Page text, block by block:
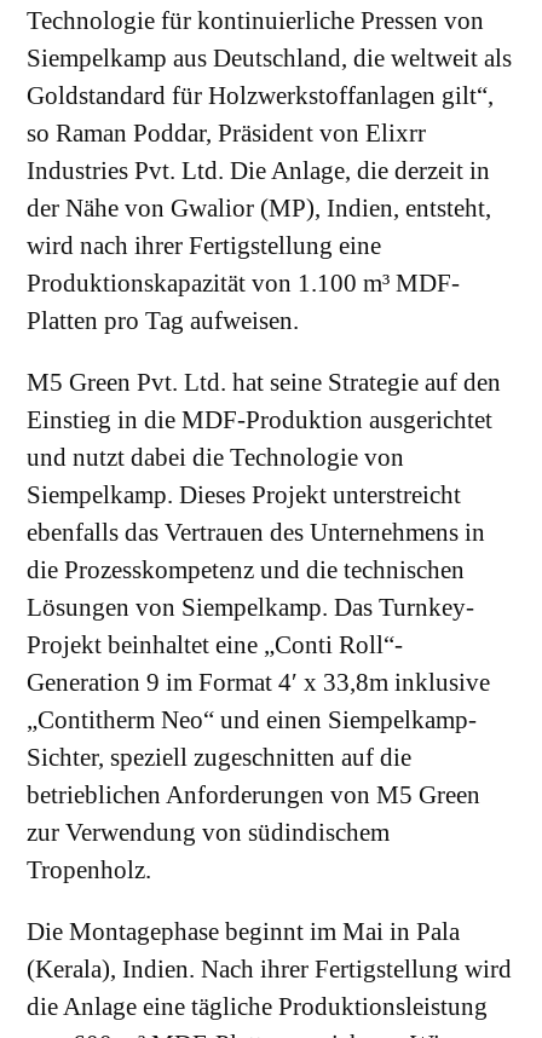
Technologie für kontinuierliche Pressen von
Siempelkamp aus Deutschland, die weltweit als
Goldstandard für Holzwerkstoffanlagen gilt“,
so Raman Poddar, Präsident von Elixrr
Industries Pvt. Ltd. Die Anlage, die derzeit in
der Nähe von Gwalior (MP), Indien, entsteht,
wird nach ihrer Fertigstellung eine
Produktionskapazität von 1.100 m³ MDF-
Platten pro Tag aufweisen.
M5 Green Pvt. Ltd. hat seine Strategie auf den
Einstieg in die MDF-Produktion ausgerichtet
und nutzt dabei die Technologie von
Siempelkamp. Dieses Projekt unterstreicht
ebenfalls das Vertrauen des Unternehmens in
die Prozesskompetenz und die technischen
Lösungen von Siempelkamp. Das Turnkey-
Projekt beinhaltet eine „Conti Roll“-
Generation 9 im Format 4′ x 33,8m inklusive
„Contitherm Neo“ und einen Siempelkamp-
Sichter, speziell zugeschnitten auf die
betrieblichen Anforderungen von M5 Green
zur Verwendung von südindischem
Tropenholz.
Die Montagephase beginnt im Mai in Pala
(Kerala), Indien. Nach ihrer Fertigstellung wird
die Anlage eine tägliche Produktionsleistung